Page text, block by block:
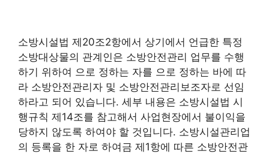
소방시설법 제20조2항에서 상기에서 언급한 특정
소방대상물의 관계인은 소방안전관리 업무를 수행
하기 위하여 으로 정하는 자를 으로 정하는 바에 따
라 소방안전관리자 및 소방안전관리보조자로 선임
하라고 되어 있습니다. 세부 내용은 소방시설법 시
행규칙 제14조를 참고해서 사업현장에서 불이익을
당하지 않도록 하여야 할 것입니다. 소방시설관리업
의 등록을 한 자로 하여금 제1항에 따른 소방안전관